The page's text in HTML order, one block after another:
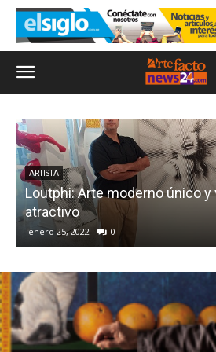
ARTISTA
Loutphi: Arte moderno único
atractivo
enero 25, 2022 0